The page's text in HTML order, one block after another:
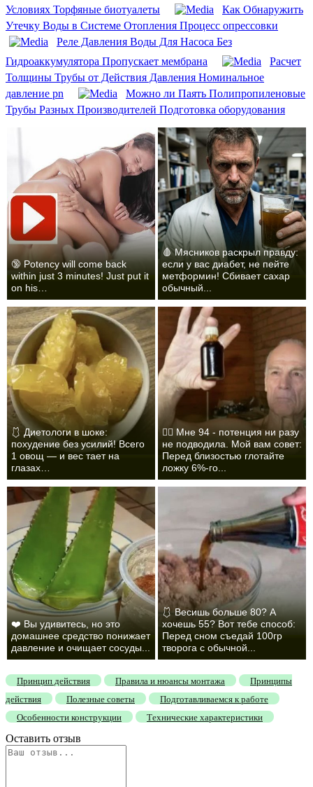
Условиях Торфяные биотуалеты
Как Обнаружить
Утечку Воды в Системе Отопления Процесс опрессовки
Реле Давления Воды Для Насоса Без
Гидроаккумулятора Пропускает мембрана
Расчет
Толщины Трубы от Действия Давления Номинальное
давление pn
Можно ли Паять Полипропиленовые
Трубы Разных Производителей Подготовка оборудования
🔞 Potency will come back
within just 3 minutes! Just put it
on his…
🩸 Мясников раскрыл правду:
если у вас диабет, не пейте
метформин! Сбивает сахар
обычный...
🩱 Диетологи в шоке:
похудение без усилий! Всего
1 овощ — и вес тает на
глазах…
❤️‍🔥 Мне 94 - потенция ни разу
не подводила. Мой вам совет:
Перед близостью глотайте
ложку 6%-го...
❤️ Вы удивитесь, но это
домашнее средство понижает
давление и очищает сосуды...
🩱 Весишь больше 80? А
хочешь 55? Вот тебе способ:
Перед сном съедай 100гр
творога с обычной...
Принцип действия Правила и нюансы монтажа
Принципы
действия
Полезные советы
Подготавливаемся к работе
Особенности конструкции
Технические характеристики
Оставить отзыв